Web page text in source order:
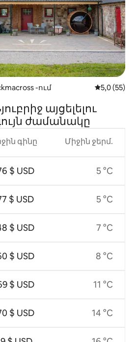
-ում Միջին
5,0 (55)
այցելելու
ժամանակը
գինը
$ USD
$ USD
$ USD
$ USD
$ USD
$ USD
Միջին ջերմ.
5 °C
5 °C
7 °C
8 °C
11 °C
14 °C